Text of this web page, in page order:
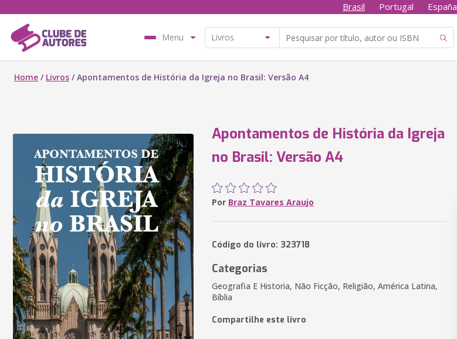
Brasil Portugal España
Menu
Home / Livros /Apontamentos de História da Igreja no Brasil: Versão A4
Apontamentos de História da Igreja
no Brasil: Versão A4
Por Braz Tavares Araujo
Código do livro: 323718
Categorias
Geografia E Historia, Não Ficção, Religião, América Latina,
Bíblia
Compartilhe este livro